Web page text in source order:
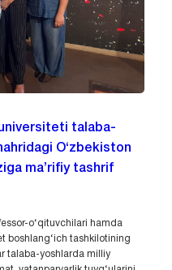
talaba-
O‘zbekiston
ma’rifiy tashrif
o‘qituvchilari hamda
boshlang‘ich tashkilotining
talaba-yoshlarda milliy